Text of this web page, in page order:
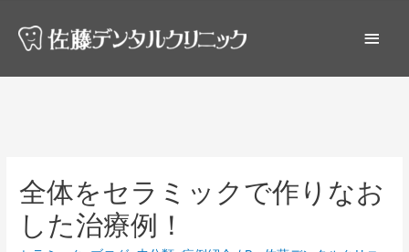
全体をセラミックで作りなお
した治療例！